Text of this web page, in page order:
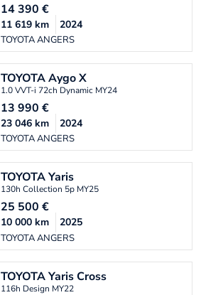
14 390 €
TOYOTA ANGERS
11 619 km 2024
TOYOTAAygo X
1.0 VVT-i 72ch Dynamic MY24
13 990 €
TOYOTA ANGERS
23 046 km 2024
TOYOTAYaris
130h Collection 5p MY25
25 500 €
TOYOTA ANGERS
10 000 km 2025
TOYOTAYaris Cross
116h Design MY22